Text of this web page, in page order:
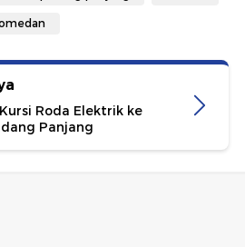
Roda Elektrik ke
Panjang